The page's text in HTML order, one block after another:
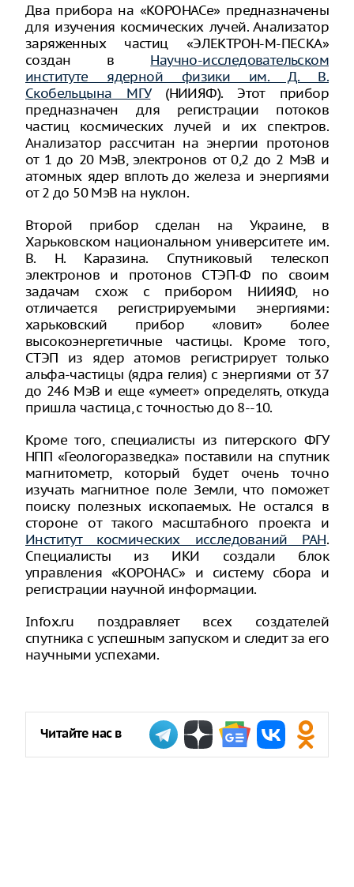
Два прибора на «КОРОНАСе» предназначены
для изучения космических лучей. Анализатор
заряженных частиц «ЭЛЕКТРОН-М-ПЕСКА»
создан в Научно-исследовательском
институте ядерной физики им. Д. В.
Скобельцына МГУ(НИИЯФ). Этот прибор
предназначен для регистрации потоков
частиц космических лучей и их спектров.
Анализатор рассчитан на энергии протонов
от 1 до 20 МэВ, электронов от 0,2 до 2 МэВ и
атомных ядер вплоть до железа и энергиями
от 2 до 50 МэВ на нуклон.
Второй прибор сделан на Украине, в
Харьковском национальном университете им.
В. Н. Каразина. Спутниковый телескоп
электронов и протонов СТЭП-Ф по своим
задачам схож с прибором НИИЯФ, но
отличается регистрируемыми энергиями:
харьковский прибор «ловит» более
высокоэнергетичные частицы. Кроме того,
СТЭП из ядер атомов регистрирует только
альфа-частицы (ядра гелия) с энергиями от 37
до 246 МэВ и еще «умеет» определять, откуда
пришла частица, с точностью до 8--10.
Кроме того, специалисты из питерского ФГУ
НПП «Геологоразведка» поставили на спутник
магнитометр, который будет очень точно
изучать магнитное поле Земли, что поможет
поиску полезных ископаемых. Не остался в
стороне от такого масштабного проекта и
Институт космических исследований РАН.
Специалисты из ИКИ создали блок
управления «КОРОНАС» и систему сбора и
регистрации научной информации.
Infoх.ru поздравляет всех создателей
спутника с успешным запуском и следит за его
научными успехами.
Читайте нас в